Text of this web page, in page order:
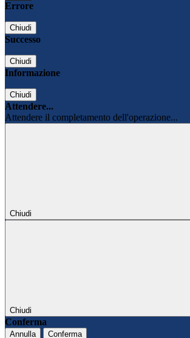
Errore
Chiudi
Successo
Chiudi
Informazione
Chiudi
Attendere...
Attendere il completamento dell'operazione...
Chiudi
Chiudi
Conferma
Annulla Conferma